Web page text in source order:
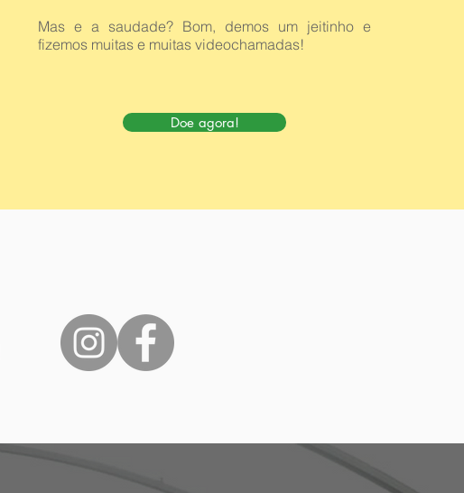
Mas e a saudade? Bom, demos um jeitinho e
fizemos muitas e muitas videochamadas!
Doe agora!